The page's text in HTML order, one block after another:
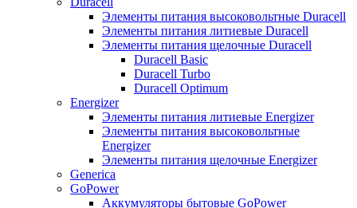
Элементы питания высоковольтные Duracell
Элементы питания литиевые Duracell
Элементы питания щелочные Duracell
Duracell Basic
Duracell Turbo
Duracell Optimum
Energizer
Элементы питания литиевые Energizer
Элементы питания высоковольтные
Energizer
Элементы питания щелочные Energizer
Generica
GoPower
Аккумуляторы бытовые GoPower